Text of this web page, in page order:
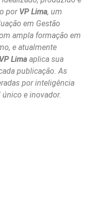
por VP Lima, um
em Gestão
ampla formação em
e atualmente
VP Lima aplica sua
publicação. As
por inteligência
e inovador.